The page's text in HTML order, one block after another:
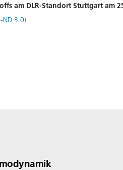
am DLR-Standort Stuttgart am
ND 3.0)